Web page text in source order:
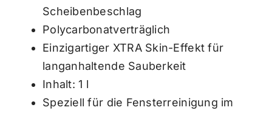
Scheibenbeschlag
Polycarbonatverträglich
Einzigartiger XTRA Skin-Effekt für
langanhaltende Sauberkeit
Inhalt: 1 l
Speziell für die Fensterreinigung im